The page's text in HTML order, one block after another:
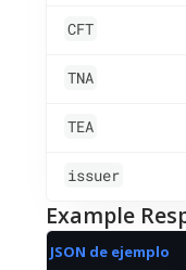
CFT
TNA
TEA
issuer
Example
JSON de ejemplo